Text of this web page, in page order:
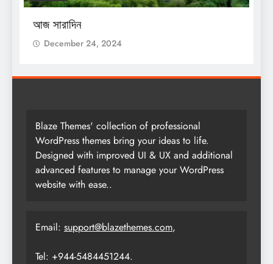
আজ সারাদিন
December 24, 2024
Blaze Themes' collection of professional
WordPress themes bring your ideas to life.
Designed with improved UI & UX and additional
advanced features to manage your WordPress
website with ease..
Email: support@blazethemes.com,
Tel: +944-5484451244.